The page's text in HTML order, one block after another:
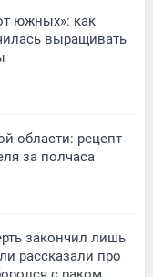
южных»: как
выращивать
области: рецепт
за полчаса
закончил лишь
рассказали про